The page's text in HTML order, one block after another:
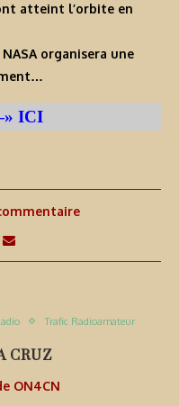
atteint l’orbite en
organisera une
ICI
Trafic Radioamateur
CRUZ
ON4CN